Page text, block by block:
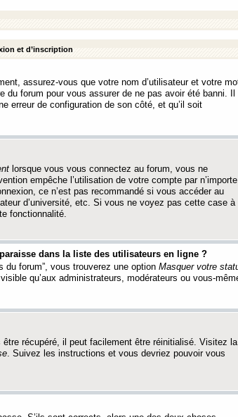
et d’inscription
assurez-vous que votre nom d’utilisateur et votre
forum pour vous assurer de ne pas avoir été banni. Il
erreur de configuration de son côté, et qu’il soit
lorsque vous vous connectez au forum, vous ne
empêche l’utilisation de votre compte par n’importe
ce n’est pas recommandé si vous accéder au
d’université, etc. Si vous ne voyez pas cette case à
fonctionnalité.
dans la liste des utilisateurs en ligne ?
du forum”, vous trouverez une option Masquer votre
qu’aux administrateurs, modérateurs ou vous-
récupéré, il peut facilement être réinitialisé. Visitez la
. Suivez les instructions et vous devriez pouvoir vous